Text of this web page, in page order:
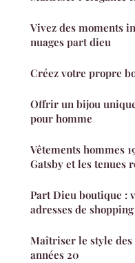
Vivez des moments
nuages part dieu
Créez votre propre
Offrir un bijou
pour homme
Vêtements hommes
Gatsby et les tenues
Part Dieu boutique :
adresses de
Maîtriser le style des
années 20